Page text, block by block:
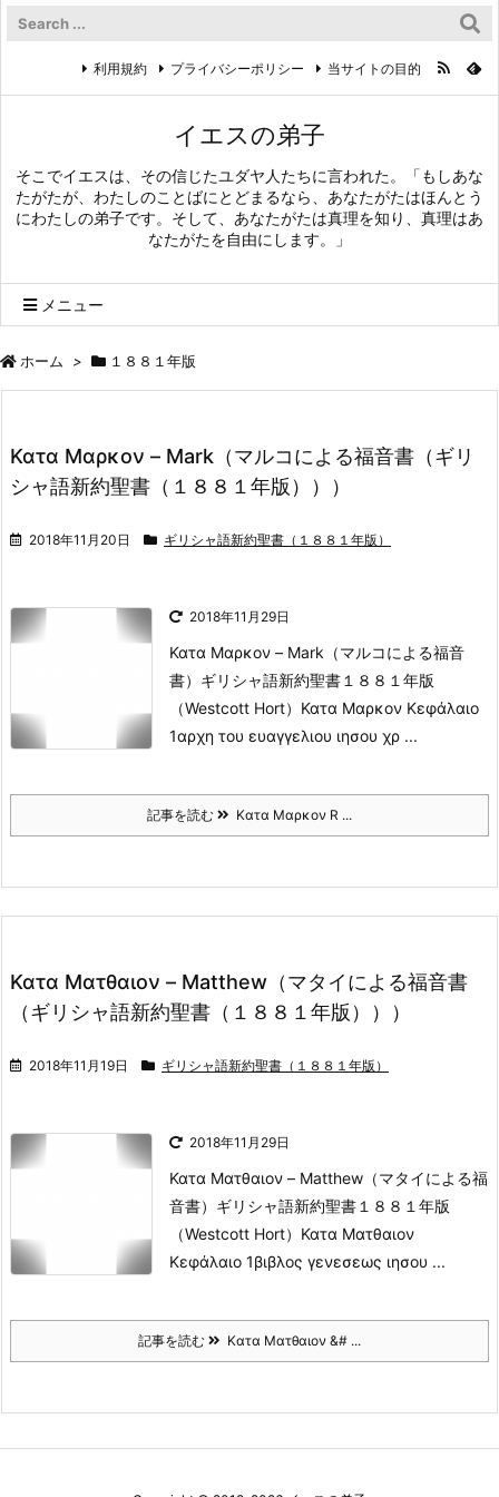
イエスの弟子
そこでイエスは、その信じたユダヤ人たちに言われた。「もしあな
たがたが、わたしのことばにとどまるなら、あなたがたはほんとう
にわたしの弟子です。そして、あなたがたは真理を知り、真理はあ
なたがたを自由にします。」
メニュー
利用規約 プライバシーポリシー 当サイトの目的
ホーム > １８８１年版
Κατα Μαρκον – Mark（マルコによる福音書（ギリ
シャ語新約聖書（１８８１年版）））
2018年11月20日 ギリシャ語新約聖書（１８８１年版）
2018年11月29日
Κατα Μαρκον – Mark（マルコによる福音
書） ギリシャ語新約聖書１８８１年版
（Westcott Hort）Κατα Μαρκον Κεφάλαιο
1αρχη του ευαγγελιου ιησου χρ ...
記事を読む Κατα Μαρκον R ...
Κατα Ματθαιον – Matthew（マタイによる福音書
（ギリシャ語新約聖書（１８８１年版）））
2018年11月19日 ギリシャ語新約聖書（１８８１年版）
2018年11月29日
Κατα Ματθαιον – Matthew（マタイによる福
音書） ギリシャ語新約聖書１８８１年版
（Westcott Hort）Κατα Ματθαιον
Κεφάλαιο 1βιβλος γενεσεως ιησου ...
記事を読む Κατα Ματθαιον &# ...